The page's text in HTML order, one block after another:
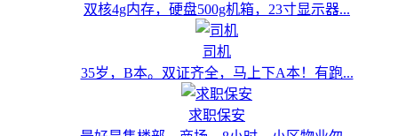
双核4g内存，硬盘500g机箱，23寸显示器...
司机
35岁，B本。双证齐全，马上下A本！有跑...
求职保安